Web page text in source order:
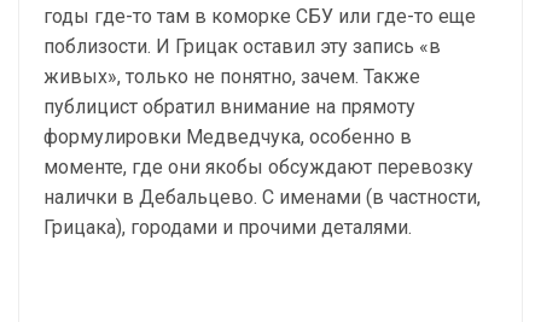
годы где-то там в коморке СБУ или где-то еще
поблизости. И Грицак оставил эту запись «в
живых», только не понятно, зачем. Также
публицист обратил внимание на прямоту
формулировки Медведчука, особенно в
моменте, где они якобы обсуждают перевозку
налички в Дебальцево. С именами (в частности,
Грицака), городами и прочими деталями.